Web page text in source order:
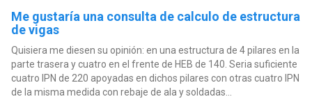
Me gustaría una consulta de calculo de estructura
de vigas
Quisiera me diesen su opinión: en una estructura de 4 pilares en la
parte trasera y cuatro en el frente de HEB de 140. Seria suficiente
cuatro IPN de 220 apoyadas en dichos pilares con otras cuatro IPN
de la misma medida con rebaje de ala y soldadas...